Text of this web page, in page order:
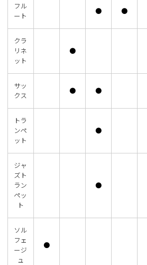
フル
ート
● ●
クラ
リネ
ット
●
サッ
クス
● ●
トラ
ンペ
ット
●
ジャ
ズト
ラン
ペッ
ト
●
ソル
フェ
ージ
ュ
●